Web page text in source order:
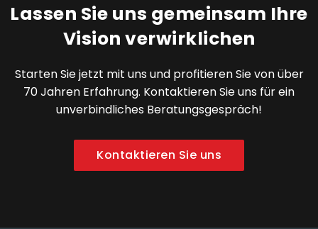
Lassen Sie uns gemeinsam Ihre
Vision verwirklichen
Starten Sie jetzt mit uns und profitieren Sie von über
70 Jahren Erfahrung. Kontaktieren Sie uns für ein
unverbindliches Beratungsgespräch!
Kontaktieren Sie uns